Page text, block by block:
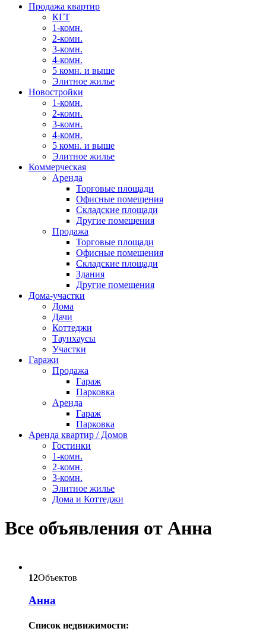
Продажа квартир
КГТ
1-комн.
2-комн.
3-комн.
4-комн.
5 комн. и выше
Элитное жилье
Новостройки
1-комн.
2-комн.
3-комн.
4-комн.
5 комн. и выше
Элитное жилье
Коммерческая
Аренда
Торговые площади
Офисные помещения
Складские площади
Другие помещения
Продажа
Торговые площади
Офисные помещения
Складские площади
Здания
Другие помещения
Дома-участки
Дома
Дачи
Коттеджи
Таунхаусы
Участки
Гаражи
Продажа
Гараж
Парковка
Аренда
Гараж
Парковка
Аренда квартир / Домов
Гостинки
1-комн.
2-комн.
3-комн.
Элитное жилье
Дома и Коттеджи
Все объявления от Анна
12Объектов
Анна
Список недвижимости: